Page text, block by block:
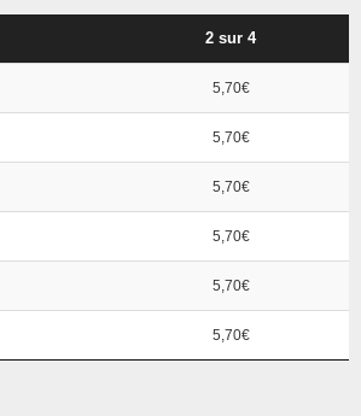
2 sur 4
5,70€
5,70€
5,70€
5,70€
5,70€
5,70€